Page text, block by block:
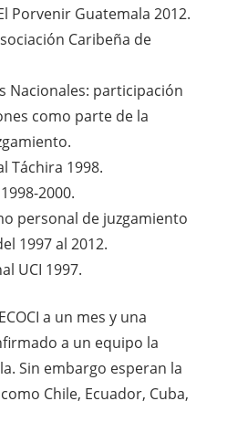
Guatemala 2012.
Caribeña de
participación
como parte de la
1998.
2000.
de juzgamiento
1997 al 2012.
UCI 1997.
a un mes y una
a un equipo la
Sin embargo esperan la
Chile, Ecuador, Cuba,